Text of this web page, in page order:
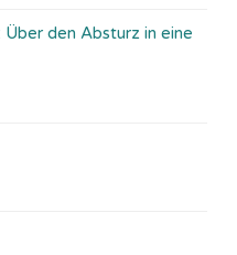
den Absturz in eine